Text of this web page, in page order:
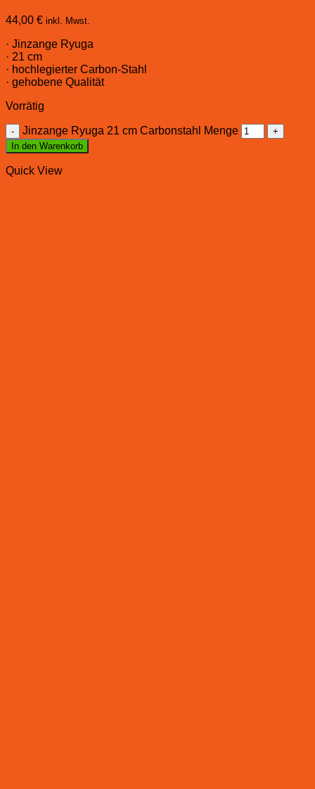
44,00 € inkl. Mwst.
· Jinzange Ryuga
· 21 cm
· hochlegierter Carbon-Stahl
· gehobene Qualität
Vorrätig
Jinzange Ryuga 21 cm Carbonstahl Menge
In den Warenkorb
Quick View